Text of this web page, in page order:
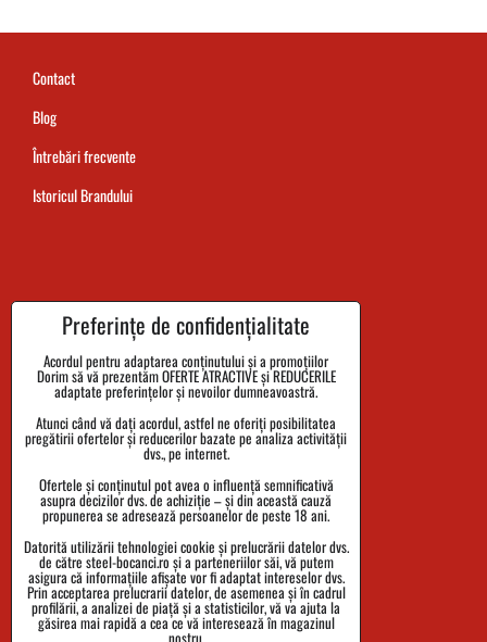
Contact
Blog
Întrebări frecvente
Istoricul Brandului
Termenul de livrare al comenzii
Reclamații și returnarea bunurilor
Mărimi
Date despre companie
Politica de confidențialitate
Termenii și Condițiile
Urmărirea expedierii
Preferințe de confidențialitate
Acordul pentru adaptarea conținutului și a promoțiilor
Dorim să vă prezentăm OFERTE ATRACTIVE și REDUCERILE
adaptate preferințelor și nevoilor dumneavoastră.
Atunci când vă dați acordul, astfel ne oferiți posibilitatea
pregătirii ofertelor și reducerilor bazate pe analiza activității
dvs., pe internet.
Ofertele și conținutul pot avea o influență semnificativă
asupra decizilor dvs. de achiziție – și din această cauză
propunerea se adresează persoanelor de peste 18 ani.
Datorită utilizării tehnologiei cookie și prelucrării datelor dvs.
de către steel-bocanci.ro și a parteneriilor săi, vă putem
asigura că informațiile afișate vor fi adaptat intereselor dvs.
Prin acceptarea prelucrarii datelor, de asemenea și în cadrul
profilării, a analizei de piață și a statisticilor, vă va ajuta la
găsirea mai rapidă a cea ce vă interesează în magazinul
nostru.